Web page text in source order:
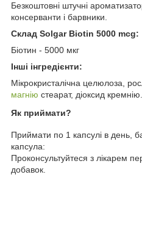
Безкоштовні штучні
консерванти і барвники.
Склад Solgar Biotin 5000 mcg:
Біотин - 5000 мкг
Інші інгредієнти:
Мікрокристалічна целюлоза,
магнію стеарат, діоксид кремнію.
Як приймати?
Приймати по 1 капсулі в день,
капсула:
Проконсультуйтеся з лікарем
добавок.